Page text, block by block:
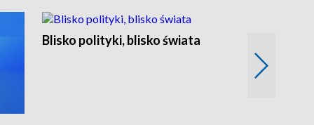
Blisko polityki, blisko świata